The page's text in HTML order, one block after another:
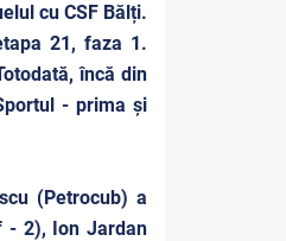
cu CSF Bălți.
21, faza 1.
încă din
- prima și
(Petrocub) a
- 2), Ion Jardan